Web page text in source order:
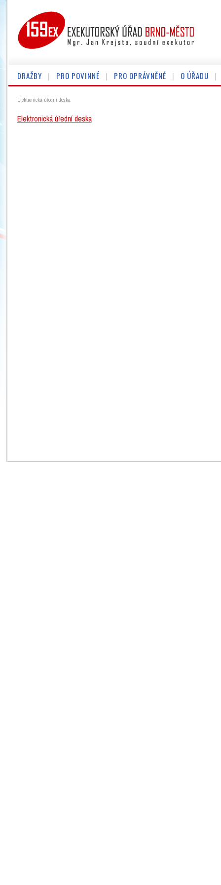
DRAŽBY PRO POVINNÉ PRO OPRÁVNĚNÉ O ÚŘADU
Elektronická úřední deska
Elektronická úřední deska